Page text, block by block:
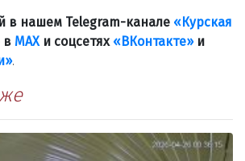
в нашем Telegram-канале «Курская
в МАХи соцсетях «ВКонтакте»и
.